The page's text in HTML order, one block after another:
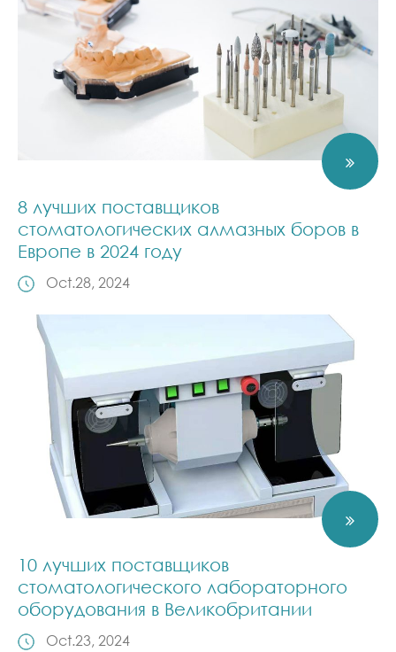
8 лучших поставщиков
стоматологических алмазных боров в
Европе в 2024 году
Oct.28, 2024
10 лучших поставщиков
стоматологического лабораторного
оборудования в Великобритании
Oct.23, 2024